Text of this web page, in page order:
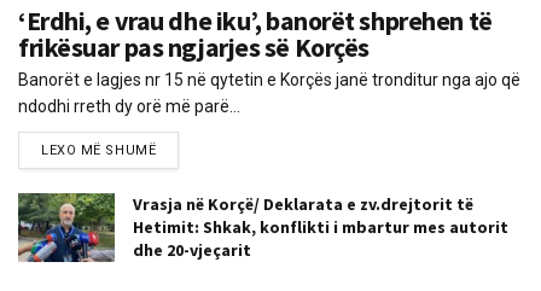
‘Erdhi, e vrau dhe iku’, banorët shprehen të
frikësuar pas ngjarjes së Korçës
Banorët e lagjes nr 15 në qytetin e Korçës janë tronditur nga ajo që
ndodhi rreth dy orë më parë...
LEXO MË SHUMË
Vrasja në Korçë/ Deklarata e zv.drejtorit të
Hetimit: Shkak, konflikti i mbartur mes autorit
dhe 20-vjeçarit